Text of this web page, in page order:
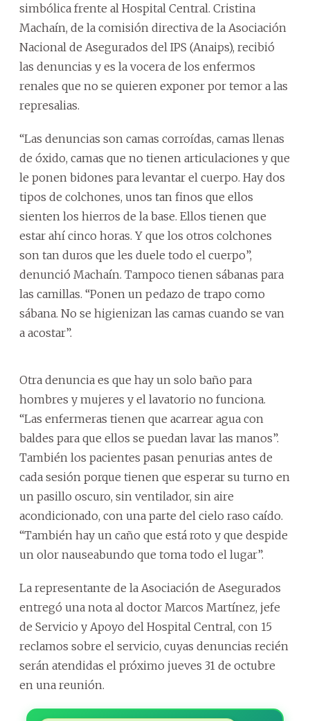
simbólica frente al Hospital Central. Cristina
Machaín, de la comisión directiva de la Asociación
Nacional de Asegurados del IPS (Anaips), recibió
las denuncias y es la vocera de los enfermos
renales que no se quieren exponer por temor a las
represalias.
“Las denuncias son camas corroídas, camas llenas
de óxido, camas que no tienen articulaciones y que
le ponen bidones para levantar el cuerpo. Hay dos
tipos de colchones, unos tan finos que ellos
sienten los hierros de la base. Ellos tienen que
estar ahí cinco horas. Y que los otros colchones
son tan duros que les duele todo el cuerpo”,
denunció Machaín. Tampoco tienen sábanas para
las camillas. “Ponen un pedazo de trapo como
sábana. No se higienizan las camas cuando se van
a acostar”.
Otra denuncia es que hay un solo baño para
hombres y mujeres y el lavatorio no funciona.
“Las enfermeras tienen que acarrear agua con
baldes para que ellos se puedan lavar las manos”.
También los pacientes pasan penurias antes de
cada sesión porque tienen que esperar su turno en
un pasillo oscuro, sin ventilador, sin aire
acondicionado, con una parte del cielo raso caído.
“También hay un caño que está roto y que despide
un olor nauseabundo que toma todo el lugar”.
La representante de la Asociación de Asegurados
entregó una nota al doctor Marcos Martínez, jefe
de Servicio y Apoyo del Hospital Central, con 15
reclamos sobre el servicio, cuyas denuncias recién
serán atendidas el próximo jueves 31 de octubre
en una reunión.